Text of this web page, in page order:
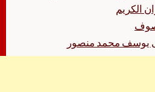
الكريم
محمد منصور